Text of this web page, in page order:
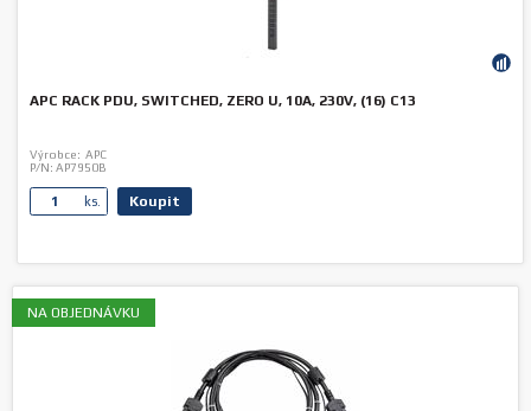
APC RACK PDU, SWITCHED, ZERO U, 10A, 230V, (16) C13
Výrobce: APC
P/N: AP7950B
ks. Koupit
NA OBJEDNÁVKU